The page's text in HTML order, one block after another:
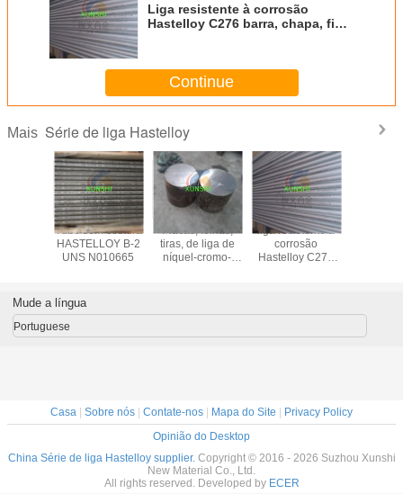
Liga resistente à corrosão
Hastelloy C276 barra, chapa, fio,
Continue
Mais Série de liga Hastelloy
Tubo sem costura
HASTELLOY B-2
UNS N010665
Placas, folhas,
tiras, de liga de
níquel-cromo-
liga resistente à
corrosão
Hastelloy C276
Mude a língua
Portuguese
Casa | Sobre nós | Contate-nos | Mapa do Site | Privacy Policy
Opinião do Desktop
China Série de liga Hastelloy supplier. Copyright © 2016 - 2026 Suzhou Xunshi
New Material Co., Ltd.
All rights reserved. Developed by ECER